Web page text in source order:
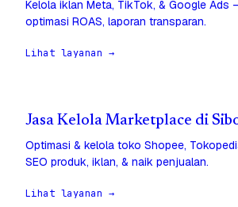
Kelola iklan Meta, TikTok, & Google Ads
optimasi ROAS, laporan transparan.
Lihat layanan →
Jasa Kelola Marketplace di
Optimasi & kelola toko Shopee,
SEO produk, iklan, & naik penjualan.
Lihat layanan →